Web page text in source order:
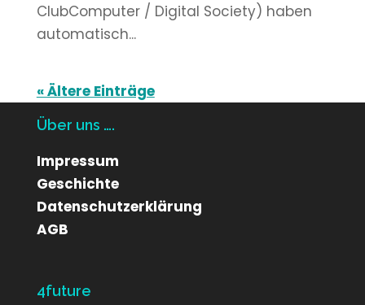
ClubComputer / Digital Society) haben
automatisch...
« Ältere Einträge
Über uns ….
Impressum
Geschichte
Datenschutzerklärung
AGB
4future